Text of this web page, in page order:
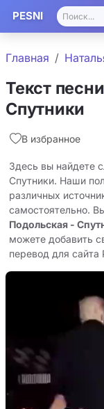
PESNI
Главная
Текст песни
Спутники
В избранное
Здесь вы найдете
Спутники. Наши
различных
самостоятельно.
Подольская -
можете добавить
перевод для сайта